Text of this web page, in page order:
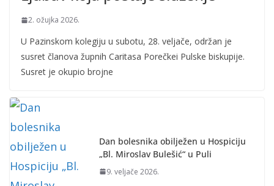
2. ožujka 2026.
U Pazinskom kolegiju u subotu, 28. veljače, održan je
susret članova župnih Caritasa Porečkei Pulske biskupije.
Susret je okupio brojne
Dan bolesnika obilježen u Hospiciju
„Bl. Miroslav Bulešić“ u Puli
9. veljače 2026.